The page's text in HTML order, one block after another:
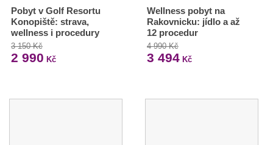
Pobyt v Golf Resortu
Konopiště: strava,
wellness i procedury
3 150 Kč
2 990 Kč
Wellness pobyt na
Rakovnicku: jídlo a až
12 procedur
4 990 Kč
3 494Kč